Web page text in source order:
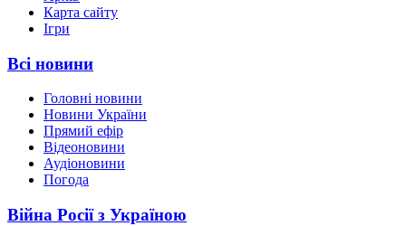
Карта сайту
Ігри
Всі новини
Головні новини
Новини України
Прямий ефір
Відеоновини
Аудіоновини
Погода
Війна Росії з Україною